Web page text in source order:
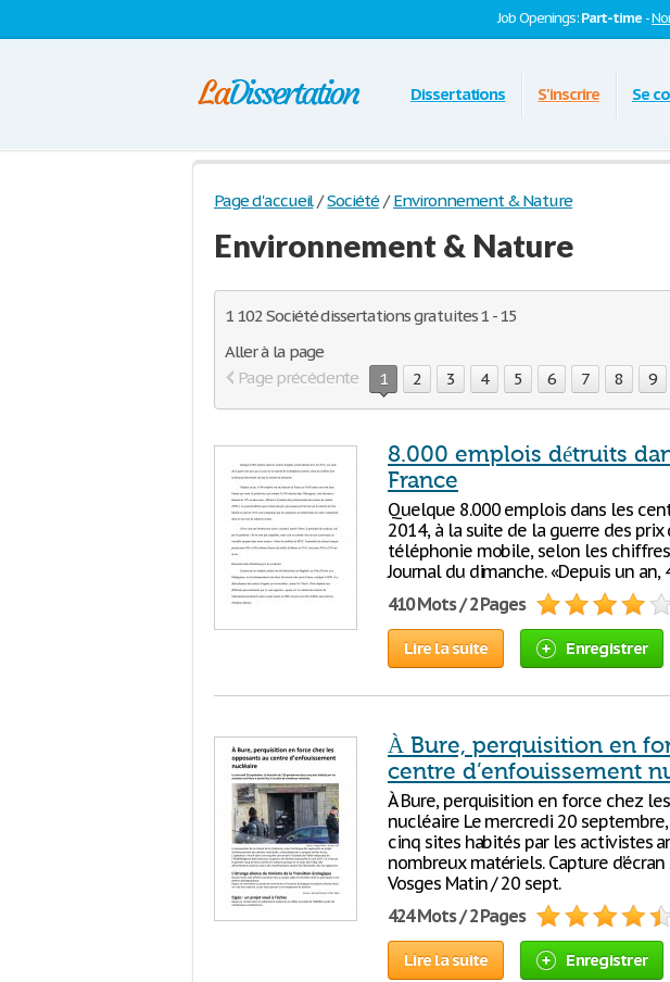
Job Openings:Part-time -
Dissertations S'inscrire Se
Page d'accueil / Société / Environnement & Nature
Environnement & Nature
1 102 Société dissertations gratuites 1 - 15
Aller à la page
Page précédente
1 2 3 4 5 6 7 8 9
8.000 emplois détruits
France
Quelque 8.000 emplois dans les
2014, à la suite de la guerre des
téléphonie mobile, selon les
Journal du dimanche. «Depuis un
410 Mots / 2 Pages
Lire la suite Enregistrer
À Bure, perquisition en
centre d’enfouissement
À Bure, perquisition en force chez
nucléaire Le mercredi 20
cinq sites habités par les activistes
nombreux matériels. Capture
Vosges Matin / 20 sept.
424 Mots / 2 Pages
Lire la suite Enregistrer